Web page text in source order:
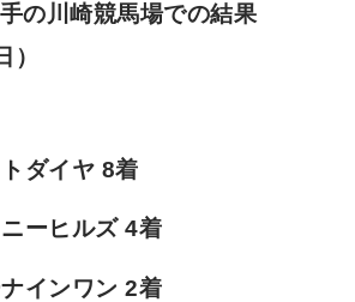
の川崎競馬場での結果
）
ダイヤ 8着
ーヒルズ 4着
インワン 2着